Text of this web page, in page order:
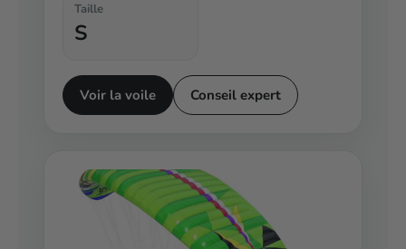
Taille
S
Voir la voile Conseil expert